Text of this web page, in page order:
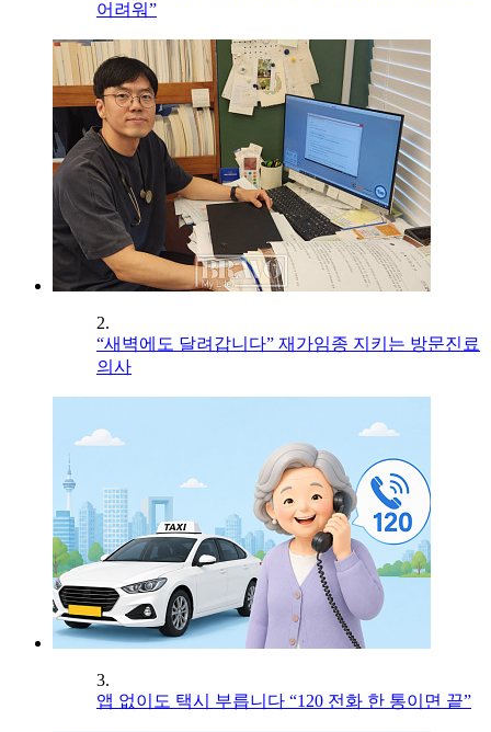
어려워”
2.
“새벽에도 달려갑니다” 재가임종 지키는 방문진료
의사
3.
앱 없이도 택시 부릅니다 “120 전화 한 통이면 끝”